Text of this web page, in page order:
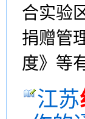
合实验
捐赠管
度》等
江苏